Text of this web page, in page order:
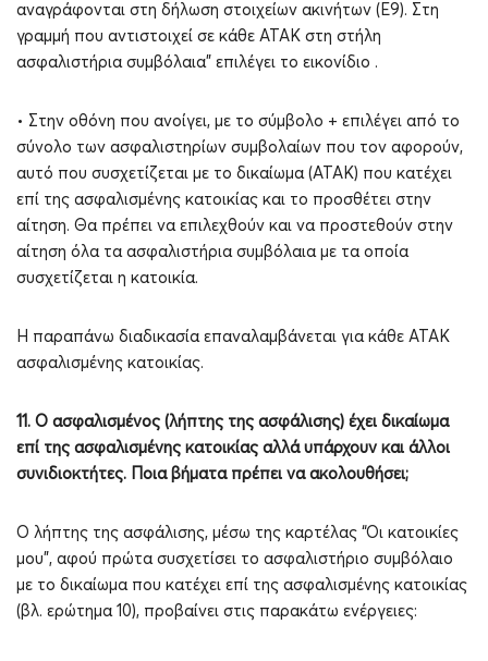
αναγράφονται στη δήλωση στοιχείων ακινήτων (Ε9). Στη
γραμμή που αντιστοιχεί σε κάθε ΑΤΑΚ στη στήλη
ασφαλιστήρια συμβόλαια” επιλέγει το εικονίδιο .
• Στην οθόνη που ανοίγει, με το σύμβολο + επιλέγει από το
σύνολο των ασφαλιστηρίων συμβολαίων που τον αφορούν,
αυτό που συσχετίζεται με το δικαίωμα (ΑΤΑΚ) που κατέχει
επί της ασφαλισμένης κατοικίας και το προσθέτει στην
αίτηση. Θα πρέπει να επιλεχθούν και να προστεθούν στην
αίτηση όλα τα ασφαλιστήρια συμβόλαια με τα οποία
συσχετίζεται η κατοικία.
Η παραπάνω διαδικασία επαναλαμβάνεται για κάθε ΑΤΑΚ
ασφαλισμένης κατοικίας.
11. Ο ασφαλισμένος (λήπτης της ασφάλισης) έχει δικαίωμα
επί της ασφαλισμένης κατοικίας αλλά υπάρχουν και άλλοι
συνιδιοκτήτες. Ποια βήματα πρέπει να ακολουθήσει;
Ο λήπτης της ασφάλισης, μέσω της καρτέλας “Οι κατοικίες
μου”, αφού πρώτα συσχετίσει το ασφαλιστήριο συμβόλαιο
με το δικαίωμα που κατέχει επί της ασφαλισμένης κατοικίας
(βλ. ερώτημα 10), προβαίνει στις παρακάτω ενέργειες: